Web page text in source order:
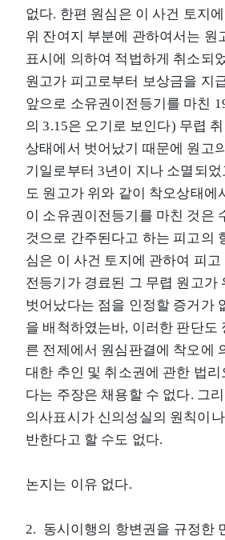
없다. 한편 원심은 이 사건 토지
위 잔여지 부분에 관하여서는 원
표시에 의하여 적법하게 취소되
원고가 피고로부터 보상금을 지
앞으로 소유권이전등기를 마친
의 3.15은 오기로 보인다) 무렵
상태에서 벗어났기 때문에 원고
기일로부터 3년이 지나 소멸되
도 원고가 위와 같이 착오상태에
이 소유권이전등기를 마친 것은
것으로 간주된다고 하는 피고의
심은 이 사건 토지에 관하여 피고
전등기가 경료된 그 무렵 원고가
벗어났다는 점을 인정할 증거가
을 배척하였는바, 이러한 판단도
른 전제에서 원심판결에 착오에
대한 추인 및 취소권에 관한 법리
다는 주장은 채용할 수 없다. 그
의사표시가 신의성실의 원칙이
반한다고 할 수도 없다.
논지는 이유 없다.
2. 동시이행의 항변권을 규정한